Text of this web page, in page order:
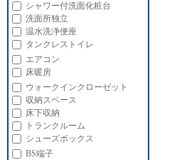
シャワー付洗面化粧台
洗面所独立
温水洗浄便座
タンクレストイレ
エアコン
床暖房
ウォークインクローゼット
収納スペース
床下収納
トランクルーム
シューズボックス
BS端子